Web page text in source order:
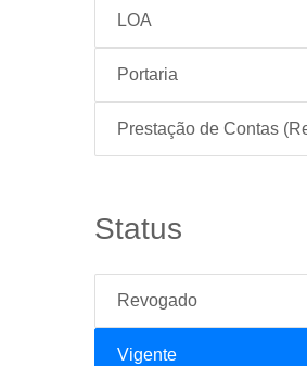
LOA
Portaria
Prestação de Contas
Status
Revogado
Vigente